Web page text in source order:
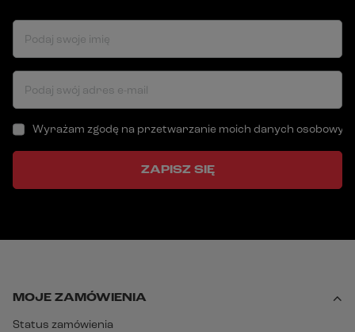
Podaj swoje imię
Podaj swój adres e-mail
Wyrażam zgodę na przetwarzanie moich danych
ZAPISZ SIĘ
MOJE ZAMÓWIENIA
Status zamówienia